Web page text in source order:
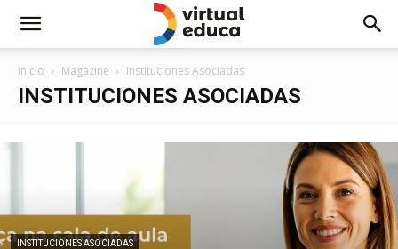
Inicio Magazine Instituciones Asociadas
INSTITUCIONES ASOCIADAS
INSTITUCIONES ASOCIADAS